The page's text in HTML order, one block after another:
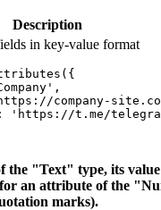
Description
in key-value format
company-
'https://t.me/
the "Text" type, its
an attribute of the
marks).